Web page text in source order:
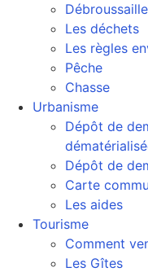
Les déchets
Les règles
Pêche
Chasse
Urbanisme
Dépôt de
Dépôt de
Carte
Les aides
Tourisme
Comment
Les Gîtes